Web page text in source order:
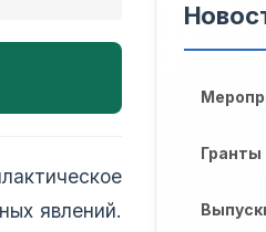
явлений.
Гранты